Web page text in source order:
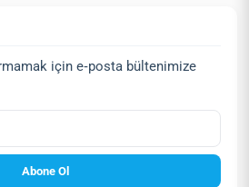
için e‑posta bültenimize
Abone Ol